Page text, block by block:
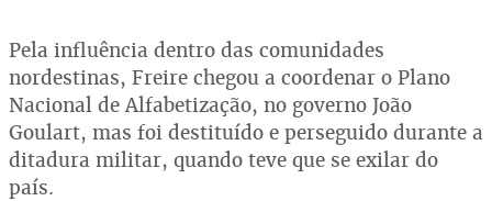
Pela influência dentro das comunidades
nordestinas, Freire chegou a coordenar o Plano
Nacional de Alfabetização, no governo João
Goulart, mas foi destituído e perseguido durante a
ditadura militar, quando teve que se exilar do
país.